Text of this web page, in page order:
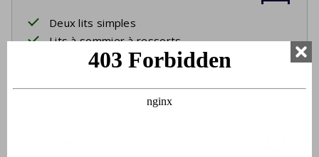
Deux lits simples
Lits à sommier à ressorts
Linge de lit